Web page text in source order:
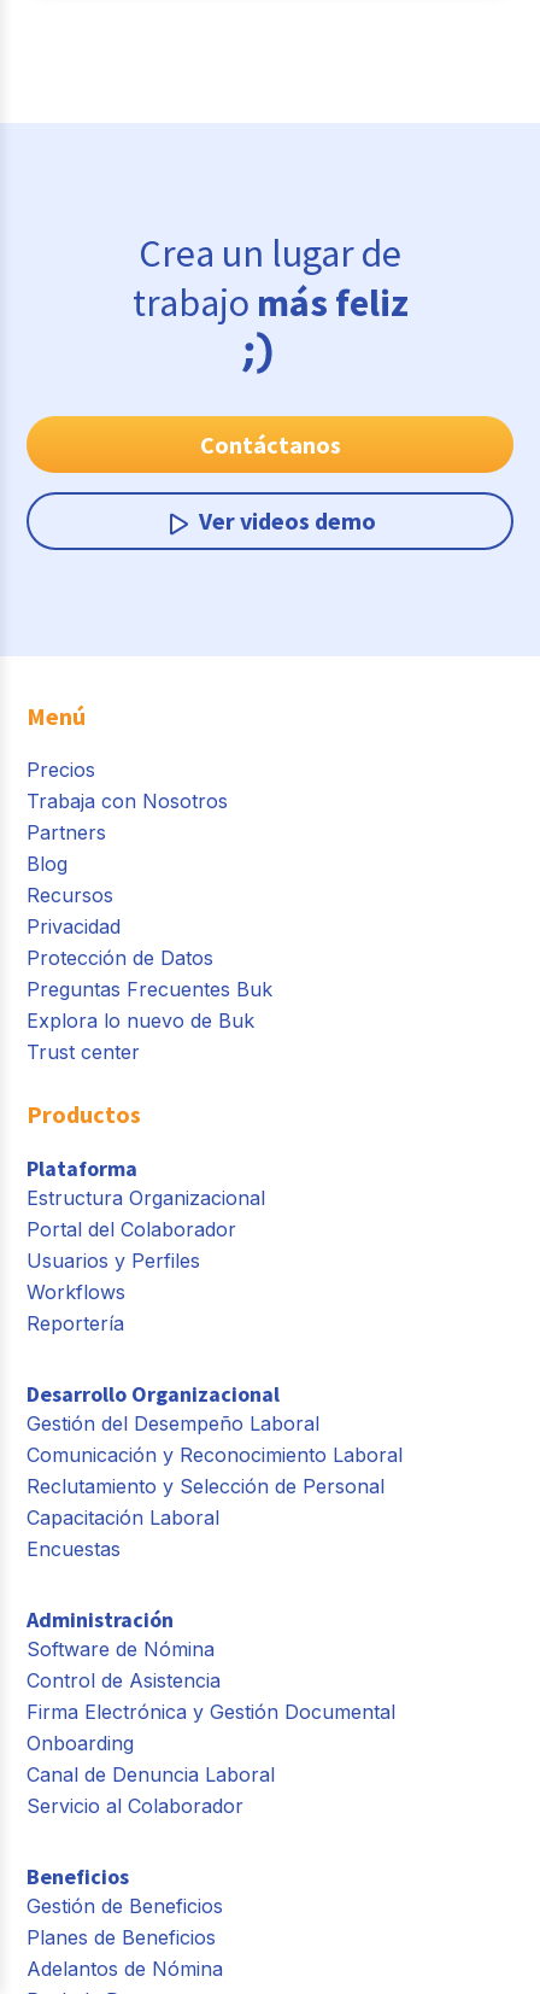
Crea un lugar de
trabajo más feliz
Contáctanos
Ver videos demo
Menú
Precios
Trabaja con Nosotros
Partners
Blog
Recursos
Privacidad
Protección de Datos
Preguntas Frecuentes Buk
Explora lo nuevo de Buk
Trust center
Productos
Plataforma
Estructura Organizacional
Portal del Colaborador
Usuarios y Perfiles
Workflows
Reportería
Desarrollo Organizacional
Gestión del Desempeño Laboral
Comunicación y Reconocimiento Laboral
Reclutamiento y Selección de Personal
Capacitación Laboral
Encuestas
Administración
Software de Nómina
Control de Asistencia
Firma Electrónica y Gestión Documental
Onboarding
Canal de Denuncia Laboral
Servicio al Colaborador
Beneficios
Gestión de Beneficios
Planes de Beneficios
Adelantos de Nómina